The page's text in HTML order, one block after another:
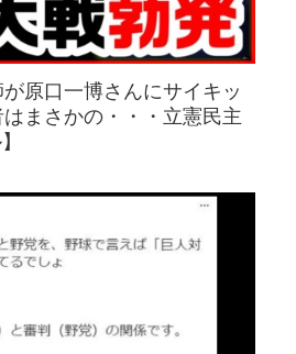
が原口一博さんにサイキッ
まさかの・・・立憲民主